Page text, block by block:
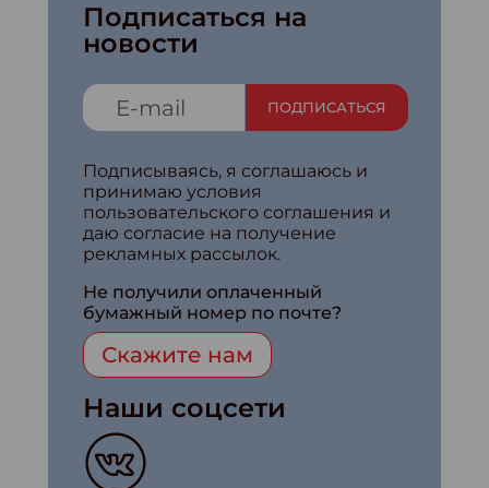
Подписаться на
новости
ПОДПИСАТЬСЯ
Подписываясь, я соглашаюсь и
принимаю условия
пользовательского соглашения и
даю согласие на получение
рекламных рассылок.
Не получили оплаченный
бумажный номер по почте?
Скажите нам
Наши соцсети